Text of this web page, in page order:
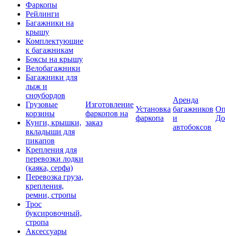
Фаркопы
Рейлинги
Багажники на
крышу
Комплектующие
к багажникам
Боксы на крышу
Велобагажники
Багажники для
лыж и
сноубордов
Грузовые
корзины
Кунги, крышки,
вкладыши для
пикапов
Крепления для
перевозки лодки
(каяка, серфа)
Перевозка груза,
крепления,
ремни, стропы
Трос
буксировочный,
стропа
Аксессуары
Изготовление
фаркопов на
заказ
Установка
фаркопа
Аренда
багажников
и
автобоксов